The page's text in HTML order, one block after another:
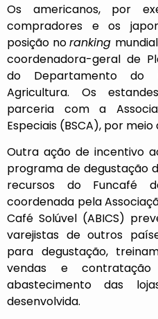
Os americanos, por
compradores e os
posição noranking
coordenadora-geral de
do Departamento do
Agricultura. Os
parceria com a
Especiais (BSCA), por meio
Outra ação de incentivo
programa de degustação
recursos do Funcafé
coordenada pela
Café Solúvel (ABICS)
varejistas de outros
para degustação,
vendas e
abastecimento das
desenvolvida.